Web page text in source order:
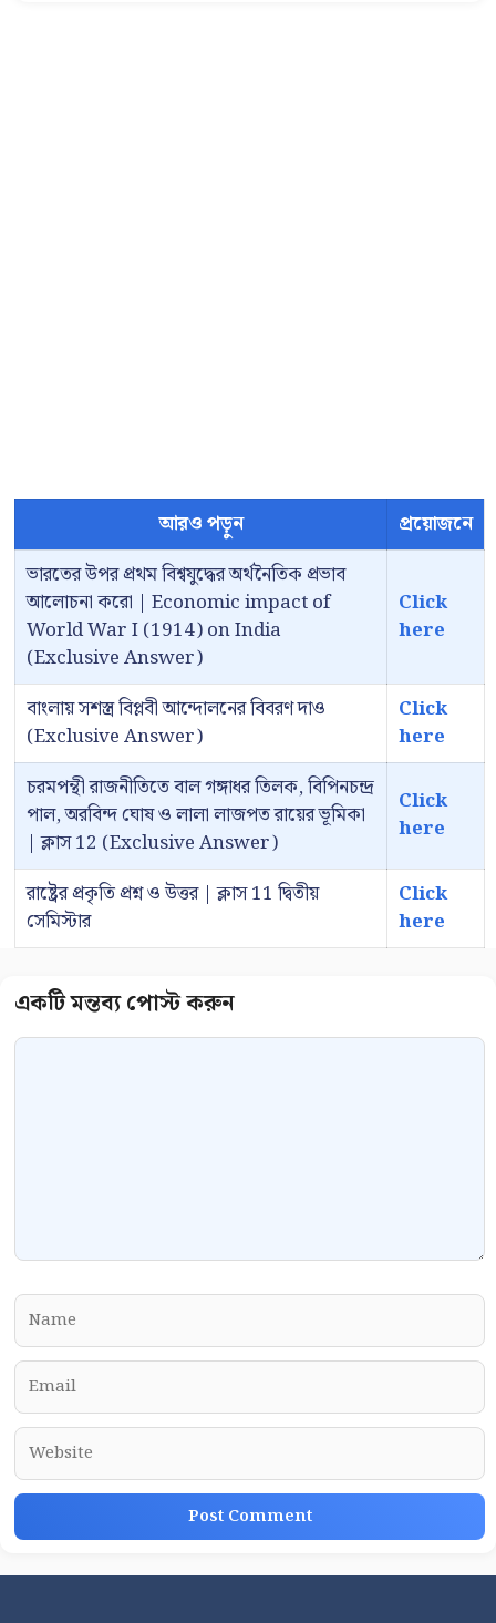
আরও পড়ুন
প্রয়োজনে
ভারতের উপর প্রথম বিশ্বযুদ্ধের অর্থনৈতিক প্রভাব
আলোচনা করো | Economic impact of
World War I (1914) on India
(Exclusive Answer)
Click
here
বাংলায় সশস্ত্র বিপ্লবী আন্দোলনের বিবরণ দাও
(Exclusive Answer)
Click
here
চরমপন্থী রাজনীতিতে বাল গঙ্গাধর তিলক, বিপিনচন্দ্র
পাল, অরবিন্দ ঘোষ ও লালা লাজপত রায়ের ভূমিকা
| ক্লাস 12 (Exclusive Answer)
Click
here
রাষ্ট্রের প্রকৃতি প্রশ্ন ও উত্তর | ক্লাস 11 দ্বিতীয়
সেমিস্টার
Click
here
Comment
Name
Email
Website